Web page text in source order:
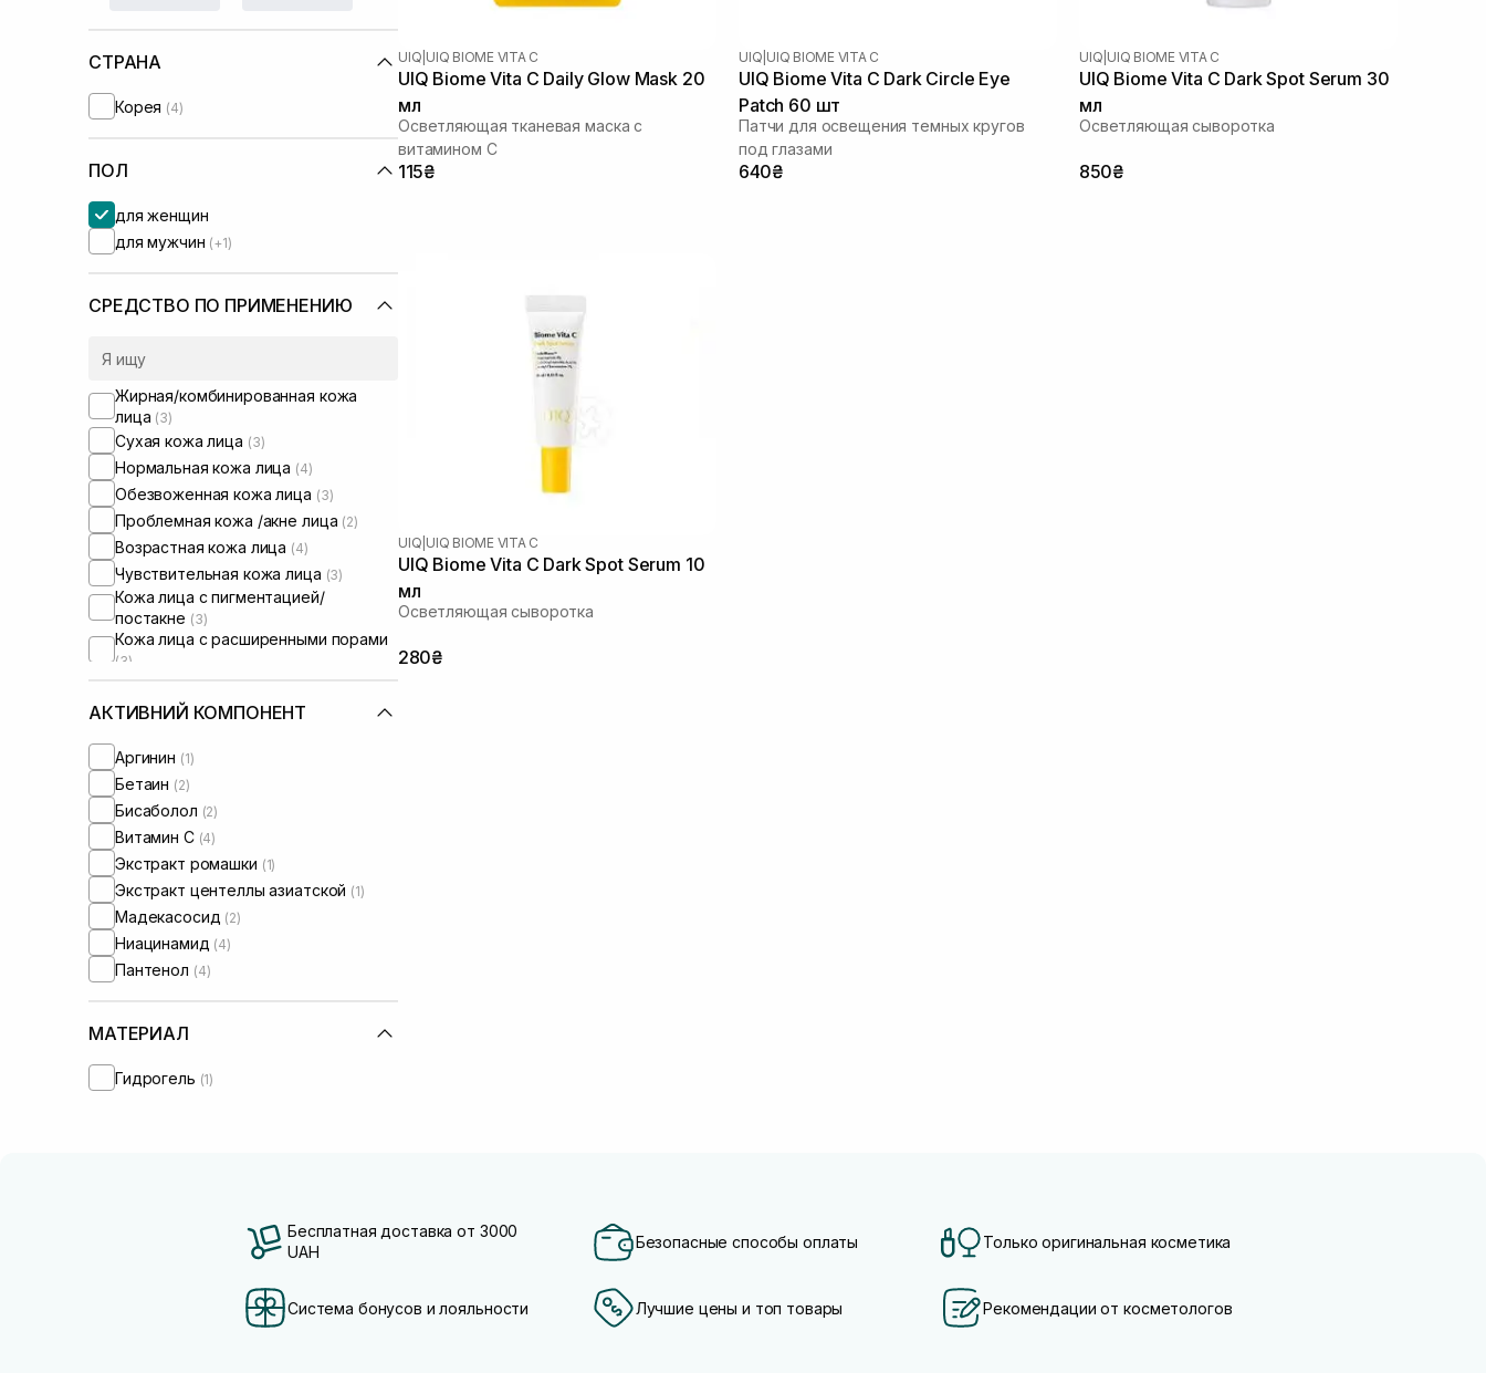
СТРАНА
Корея (4)
ПОЛ
для женщин
для мужчин (+1)
СРЕДСТВО ПО ПРИМЕНЕНИЮ
Жирная/комбинированная кожа
лица (3)
Сухая кожа лица (3)
Нормальная кожа лица (4)
Обезвоженная кожа лица (3)
Проблемная кожа /акне лица (2)
Возрастная кожа лица (4)
Чувствительная кожа лица (3)
Кожа лица с пигментацией/
постакне (3)
Кожа лица с расширенными порами
(3)
Кожа лица с нарушенным
барьером(1)
От синяков под глазами
АКТИВНИЙ КОМПОНЕНТ
Аргинин (1)
Бетаин (2)
Бисаболол (2)
Витамин C (4)
Экстракт ромашки (1)
Экстракт центеллы азиатской (1)
Мадекасосид (2)
Ниацинамид (4)
Пантенол (4)
МАТЕРИАЛ
Гидрогель (1)
UIQ UIQ BIOME VITA C
UIQ Biome Vita C Daily Glow Mask 20
мл
Осветляющая тканевая маска с
витамином C
115₴
UIQ UIQ BIOME VITA C
UIQ Biome Vita C Dark Circle Eye
Patch 60 шт
Патчи для освещения темных кругов
под глазами
640₴
UIQ UIQ BIOME VITA C
UIQ Biome Vita C Dark Spot Serum 30
мл
Осветляющая сыворотка
850₴
UIQ UIQ BIOME VITA C
UIQ Biome Vita C Dark Spot Serum 10
мл
Осветляющая сыворотка
280₴
Бесплатная доставка от 3000
UAH
Безопасные способы оплаты Только оригинальная косметика
Система бонусов и лояльности Лучшие цены и топ товары Рекомендации от косметологов